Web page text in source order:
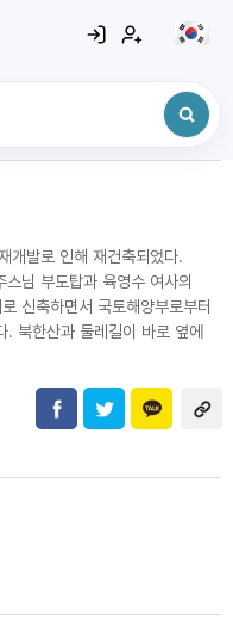
발로 인해 재건축되었다.
님 부도탑과 육영수 여사의
신축하면서 국토해양부로부터
북한산과 둘레길이 바로 옆에